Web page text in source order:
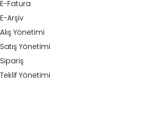
E-Fatura
E-Arşiv
Alış Yönetimi
Satış Yönetimi
Sipariş
Teklif Yönetimi